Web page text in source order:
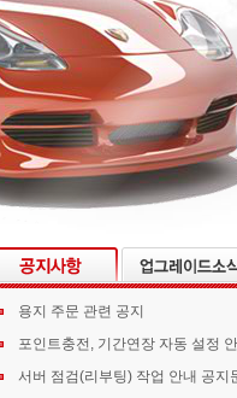
용지 주문 관련 공지
포인트충전, 기간연장 자동 설정
서버 점검(리부팅) 작업 안내 공지